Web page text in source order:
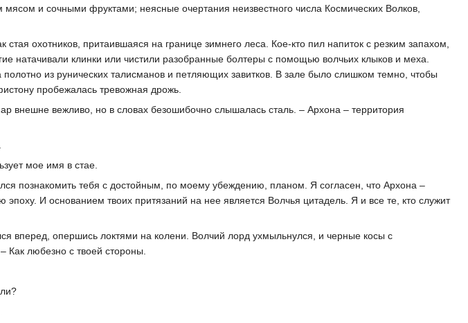
и сочными фруктами; неясные очертания неизвестного числа Космических Волков,
охотников, притаившаяся на границе зимнего леса. Кое-кто пил напиток с резким запахом,
натачивали клинки или чистили разобранные болтеры с помощью волчьих клыков и меха.
из рунических талисманов и петляющих завитков. В зале было слишком темно, чтобы
пробежалась тревожная дрожь.
внешне вежливо, но в словах безошибочно слышалась сталь. – Архона – территория
мое имя в стае.
познакомить тебя с достойным, по моему убеждению, планом. Я согласен, что Архона –
И основанием твоих притязаний на нее является Волчья цитадель. Я и все те, кто служит
вперед, опершись локтями на колени. Волчий лорд ухмыльнулся, и черные косы с
Как любезно с твоей стороны.